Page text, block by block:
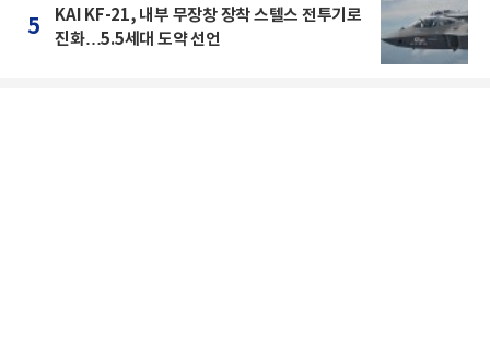
5
KAI KF-21, 내부 무장창 장착 스텔스 전투기로
진화…5.5세대 도약 선언